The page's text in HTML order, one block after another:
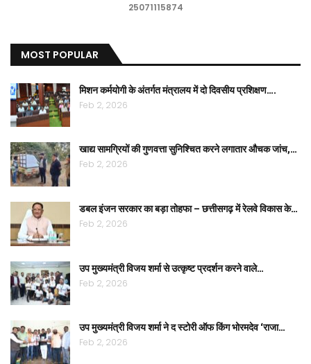
25071115874
MOST POPULAR
मिशन कर्मयोगी के अंतर्गत मंत्रालय में दो दिवसीय प्रशिक्षण….
Feb 2, 2026
खाद्य सामग्रियों की गुणवत्ता सुनिश्चित करने लगातार औचक जांच,…
Feb 2, 2026
डबल इंजन सरकार का बड़ा तोहफा – छत्तीसगढ़ में रेलवे विकास के…
Feb 2, 2026
उप मुख्यमंत्री विजय शर्मा से उत्कृष्ट प्रदर्शन करने वाले…
Feb 2, 2026
उप मुख्यमंत्री विजय शर्मा ने द स्टोरी ऑफ किंग भोरमदेव ‘राजा…
Feb 2, 2026